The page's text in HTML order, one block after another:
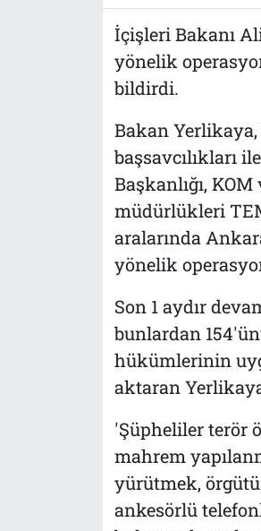
İçişleri Bakanı
yönelik
bildirdi.
Bakan Yerlikaya,
başsavcılıkları
Başkanlığı,
müdürlükleri
aralarında
yönelik
Son 1 aydır
bunlardan
hükümlerinin
aktaran
'Şüpheliler terör
mahrem
yürütmek,
ankesörlü